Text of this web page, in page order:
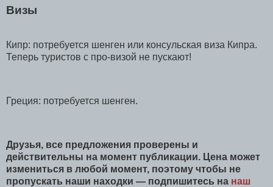
Визы
Кипр: потребуется шенген или консульская виза Кипра.
Теперь туристов с про-визой не пускают!
Греция: потребуется шенген.
Друзья, все предложения проверены и
действительны на момент публикации. Цена может
измениться в любой момент, поэтому чтобы не
пропускать наши находки — подпишитесь на наш